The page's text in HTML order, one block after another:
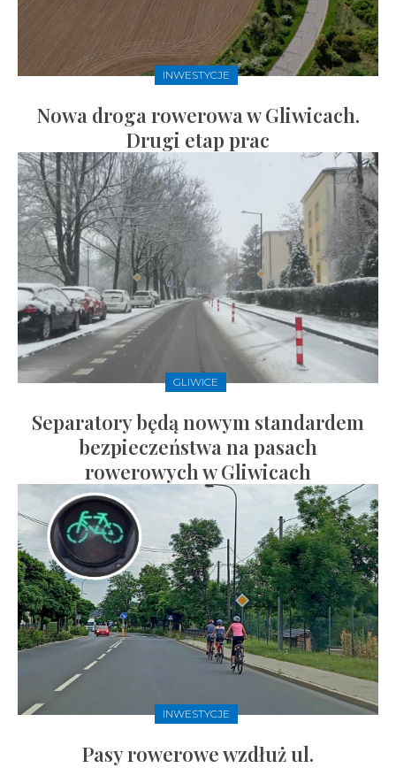
INWESTYCJE
Nowa droga rowerowa w Gliwicach.
Drugi etap prac
GLIWICE
Separatory będą nowym standardem
bezpieczeństwa na pasach
rowerowych w Gliwicach
INWESTYCJE
Pasy rowerowe wzdłuż ul.